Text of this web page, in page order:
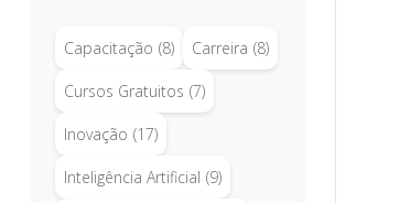
Capacitação (8) Carreira (8)
Cursos Gratuitos (7)
Inovação (17)
Inteligência Artificial (9)